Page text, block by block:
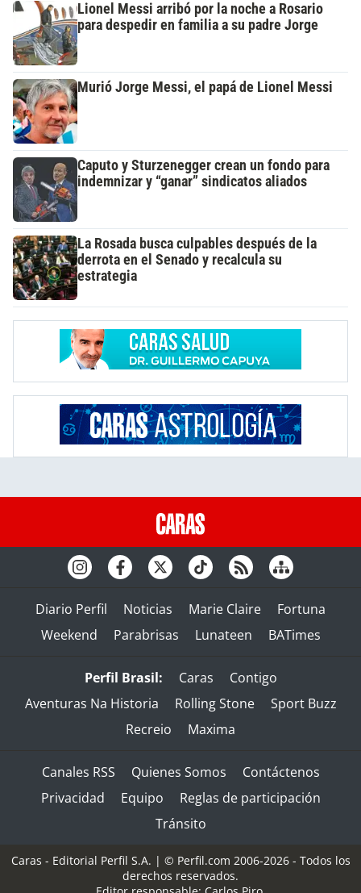
Lionel Messi arribó por la noche a Rosario
para despedir en familia a su padre Jorge
Murió Jorge Messi, el papá de Lionel Messi
Caputo y Sturzenegger crean un fondo para
indemnizar y “ganar” sindicatos aliados
La Rosada busca culpables después de la
derrota en el Senado y recalcula su
estrategia
Diario Perfil Noticias Marie Claire
Fortuna
Weekend
Parabrisas Lunateen BATimes
Perfil Brasil: Caras
Contigo
Aventuras Na Historia
Rolling Stone
Sport Buzz
Recreio
Maxima
Canales RSS Quienes Somos
Contáctenos
Privacidad
Equipo
Reglas de participación
Tránsito
Caras - Editorial Perfil S.A. | © Perfil.com 2006-2026 - Todos los
derechos reservados.